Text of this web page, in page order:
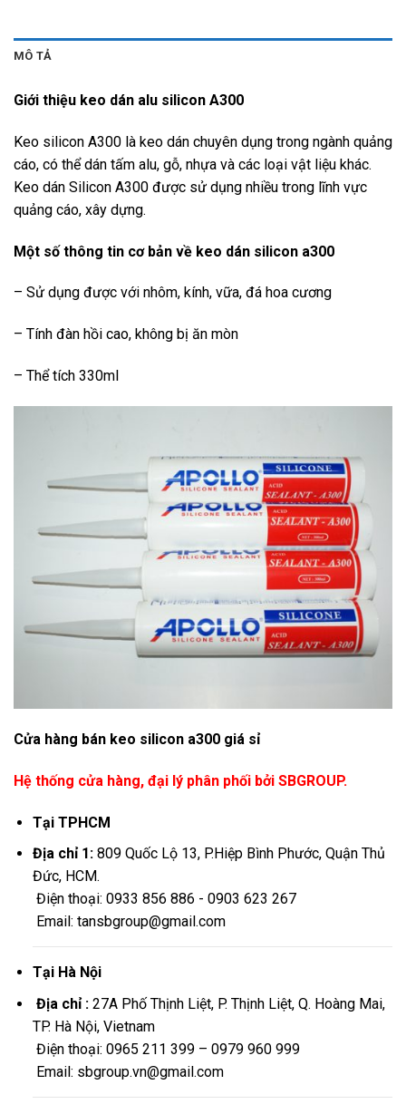
MÔ TẢ
Giới thiệu keo dán alu silicon A300
Keo silicon A300 là keo dán chuyên dụng trong ngành quảng
cáo, có thể dán tấm alu, gỗ, nhựa và các loại vật liệu khác.
Keo dán Silicon A300 được sử dụng nhiều trong lĩnh vực
quảng cáo, xây dựng.
Một số thông tin cơ bản về keo dán silicon a300
– Sử dụng được với nhôm, kính, vữa, đá hoa cương
– Tính đàn hồi cao, không bị ăn mòn
– Thể tích 330ml
Cửa hàng bán keo silicon a300 giá sỉ
Hệ thống cửa hàng, đại lý phân phối bởi SBGROUP.
Tại TPHCM
Địa chỉ 1:809 Quốc Lộ 13, P.Hiệp Bình Phước, Quận Thủ
Đức, HCM.
Điện thoại: 0933 856 886 - 0903 623 267
Email: tansbgroup@gmail.com
Tại Hà Nội
Địa chỉ :27A Phố Thịnh Liệt, P. Thịnh Liệt, Q. Hoàng Mai,
TP. Hà Nội, Vietnam
Điện thoại: 0965 211 399 – 0979 960 999
Email: sbgroup.vn@gmail.com